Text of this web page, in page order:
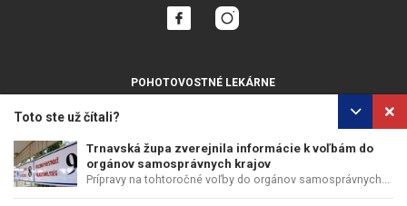
Toto ste už čítali?
Trnavská župa zverejnila informácie k voľbám do
orgánov samosprávnych krajov
Prípravy na tohtoročné voľby do orgánov samosprávnych...
POHOTOVOSTNÉ LEKÁRNE
OCHRANA OSOBNÝCH ÚDAJOV POUŽÍVANIE COOKIES